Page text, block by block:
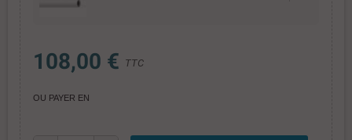
108,00 € TTC
OU PAYER EN